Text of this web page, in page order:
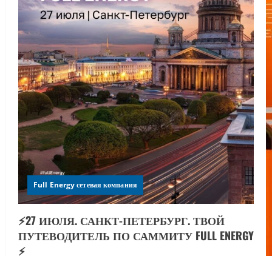
Full Energy сетевая компания
⚡️27 ИЮЛЯ. САНКТ-ПЕТЕРБУРГ. ТВОЙ
ПУТЕВОДИТЕЛЬ ПО САММИТУ FULL ENERGY
⚡️